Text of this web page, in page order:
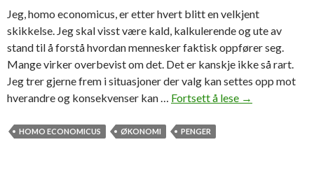
v
a
l
g
e
t
?
g
e
n
a
v
v
Jeg, homo economicus, er etter hvert blitt en velkjent
skikkelse. Jeg skal visst være kald, kalkulerende og ute av
stand til å forstå hvordan mennesker faktisk oppfører seg.
Mange virker overbevist om det. Det er kanskje ikke så rart.
Jeg trer gjerne frem i situasjoner der valg kan settes opp mot
hverandre og konsekvenser kan … Fortsett å lese J→
HOMO ECONOMICUS ØKONOMI PENGER